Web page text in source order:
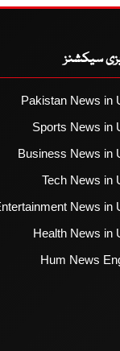
سیکشنز
Pakistan News in
Sports News in
Business News in
Tech News in
News in
Health News in
Hum News